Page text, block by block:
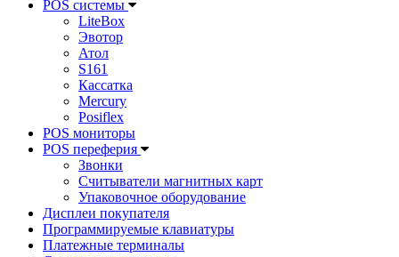
POS системы
LiteBox
Эвотор
Атол
S161
Кассатка
Mercury
Posiflex
POS мониторы
POS переферия
Звонки
Считыватели магнитных карт
Упаковочное оборудование
Дисплеи покупателя
Программируемые клавиатуры
Платежные терминалы